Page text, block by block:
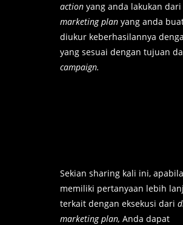
action yang anda lakukan dari
marketing plan yang anda
diukur keberhasilannya
yang sesuai dengan tujuan
campaign.
Sekian sharing kali ini,
memiliki pertanyaan lebih
terkait dengan eksekusi dari
marketing plan, Anda dapat